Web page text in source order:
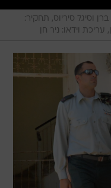
וסיגל סיריוס, תחקיר:
וידאו: ניר חן